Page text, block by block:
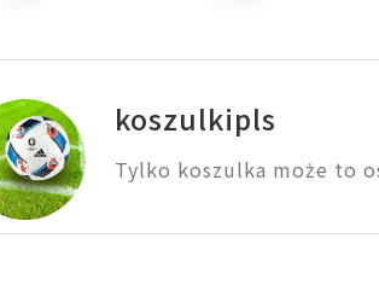
koszulkipls
Tylko koszulka może to